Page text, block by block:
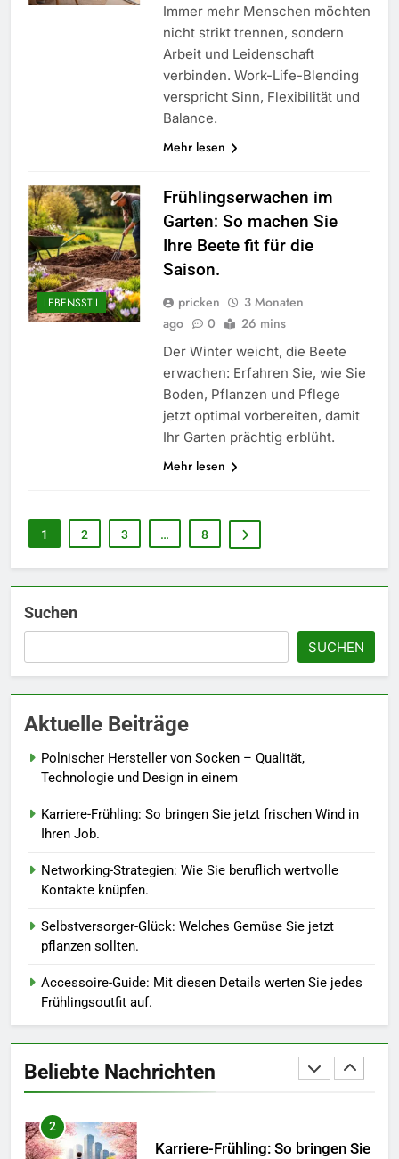
Immer mehr Menschen möchten
nicht strikt trennen, sondern
Arbeit und Leidenschaft
verbinden. Work-Life-Blending
verspricht Sinn, Flexibilität und
Balance.
Mehr lesen
LEBENSSTIL
Frühlingserwachen im
Garten: So machen Sie
Ihre Beete fit für die
Saison.
pricken
3 Monaten
ago
0 26 mins
Der Winter weicht, die Beete
erwachen: Erfahren Sie, wie Sie
Boden, Pflanzen und Pflege
jetzt optimal vorbereiten, damit
Ihr Garten prächtig erblüht.
Mehr lesen
1 2 3 … 8
Suchen
SUCHEN
Aktuelle Beiträge
Polnischer Hersteller von Socken – Qualität,
Technologie und Design in einem
Karriere-Frühling: So bringen Sie jetzt frischen Wind in
Ihren Job.
Networking-Strategien: Wie Sie beruflich wertvolle
Kontakte knüpfen.
Selbstversorger-Glück: Welches Gemüse Sie jetzt
pflanzen sollten.
Accessoire-Guide: Mit diesen Details werten Sie jedes
Frühlingsoutfit auf.
Beliebte Nachrichten
Details werten Sie jedes
Naturnah gärtnern: So locken
Sie Bienen und Schmetterlinge
in Ihren Garten.
LEBENSSTIL
7
zum Quereinstieg in der neuen
8
So kombinieren Sie Pastelltöne
1
Socken – Qualität, Technologie
und Design in einem
MODE
2
Karriere-Frühling: So bringen Sie